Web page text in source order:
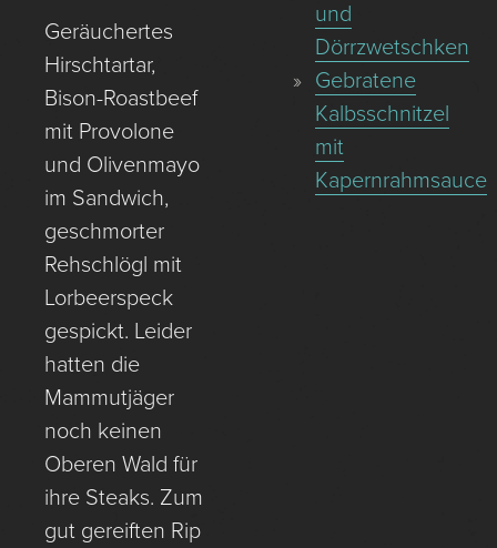
Geräuchertes
Hirschtartar,
Bison-Roastbeef
mit Provolone
und Olivenmayo
im Sandwich,
geschmorter
Rehschlögl mit
Lorbeerspeck
gespickt. Leider
hatten die
Mammutjäger
noch keinen
Oberen Wald für
ihre Steaks. Zum
gut gereiften Rip
und
Dörrzwetschken
Gebratene
Kalbsschnitzel
mit
Kapernrahmsauce